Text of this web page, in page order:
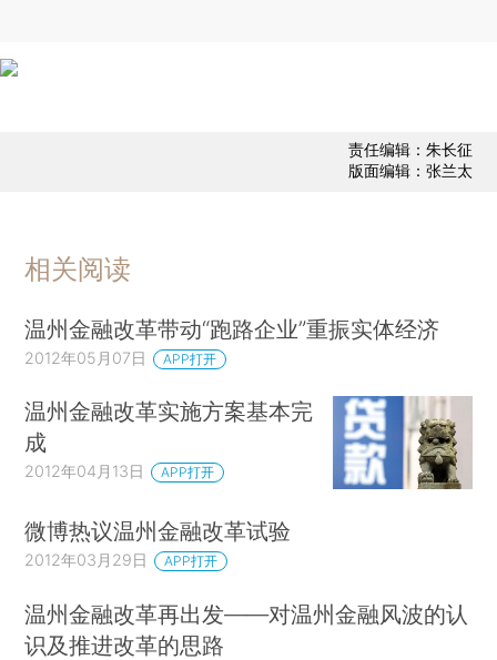
责任编辑：朱长征
版面编辑：张兰太
相关阅读
温州金融改革带动“跑路企业”重振实体经济
2012年05月07日 APP打开
温州金融改革实施方案基本完
成
2012年04月13日 APP打开
微博热议温州金融改革试验
2012年03月29日 APP打开
温州金融改革再出发——对温州金融风波的认
识及推进改革的思路